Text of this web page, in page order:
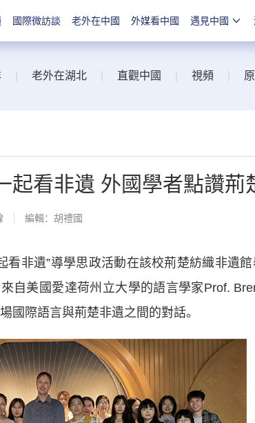
國際微訪談 老外在中國 外媒看中國 遇見中國
老外在湖北 直觀中國 視頻
起看非遺 外國學者點讚荊
編輯：胡禮國
非遺”導學思政活動在該校荊楚紡織非遺館
自美國愛達荷州立大學的語言學家Prof.
國際語言與荊楚非遺之間的對話。